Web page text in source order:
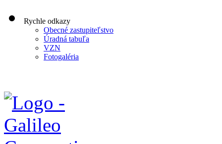
Rychle odkazy
Obecné zastupiteľstvo
Úradná tabuľa
VZN
Fotogaléria